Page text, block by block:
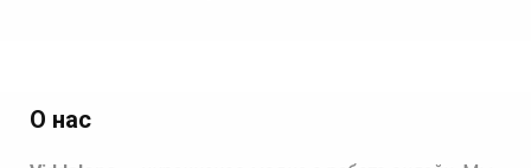
О нас